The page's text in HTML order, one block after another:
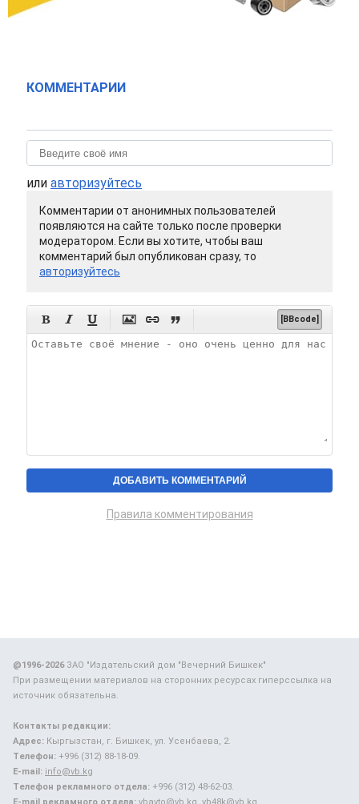
КОММЕНТАРИИ
или авторизуйтесь
Комментарии от анонимных пользователей
появляются на сайте только после проверки
модератором. Если вы хотите, чтобы ваш
комментарий был опубликован сразу, то
авторизуйтесь
      [BBcode]
Правила комментирования
@1996-2026ЗАО "Издательский дом "Вечерний Бишкек"
При размещении материалов на сторонних ресурсах гиперссылка на
источник обязательна.
Контакты редакции:
Адрес: Кыргызстан, г. Бишкек, ул. Усенбаева, 2.
Телефон: +996 (312) 88-18-09.
E-mail: info@vb.kg
Телефон рекламного отдела: +996 (312) 48-62-03.